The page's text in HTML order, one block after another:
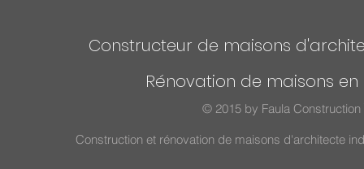
Constructeur de maisons
Rénovation de maisons
© 2015 by Faula
Construction et rénovation de maisons d'architecte